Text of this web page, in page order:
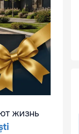
жизнь